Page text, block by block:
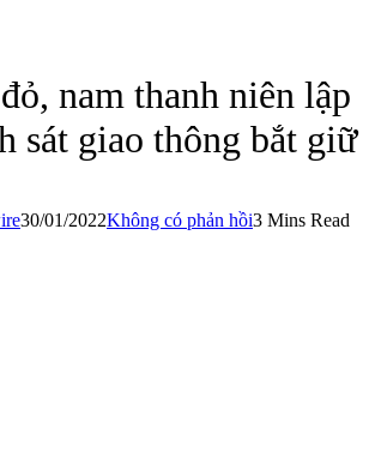
nam thanh niên lập
sát giao thông bắt giữ
30/01/2022Không có phản hồi3 Mins Read